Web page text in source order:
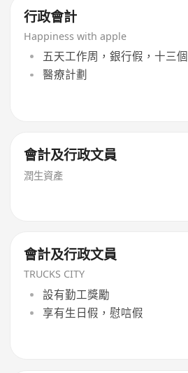
行政會計
Happiness with apple
五天工作周，銀行假，十三
醫療計劃
會計及行政文員
潤生資產
會計及行政文員
TRUCKS CITY
設有勤工獎勵
享有生日假，慰唁假